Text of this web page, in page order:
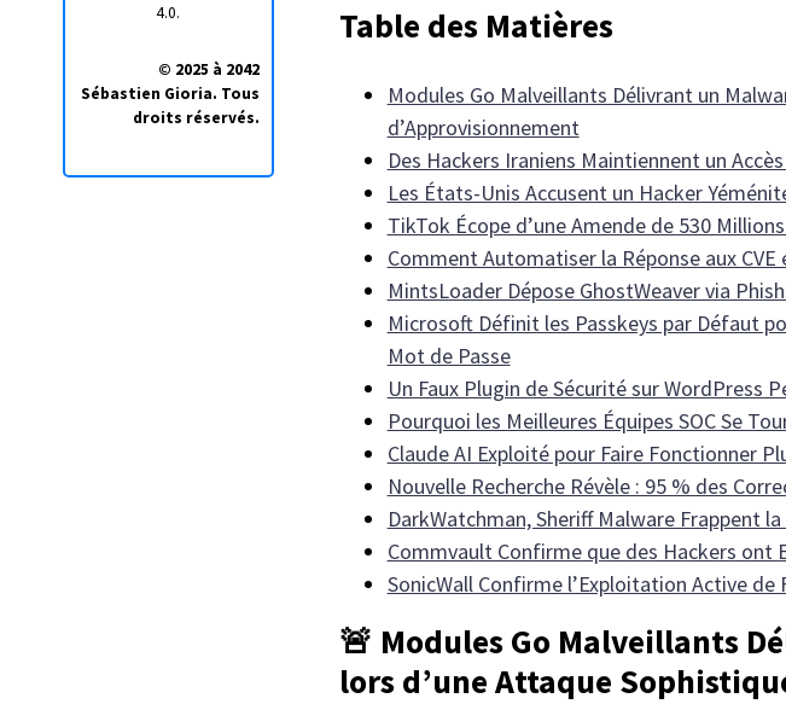
4.0.
© 2025 à 2042
Sébastien Gioria. Tous
droits réservés.
Table des Matières
Modules Go Malveillants Délivrant un
d’Approvisionnement
Des Hackers Iraniens Maintiennent un
Les États-Unis Accusent un Hacker
TikTok Écope d’une Amende de 530
Comment Automatiser la Réponse aux
MintsLoader Dépose GhostWeaver via
Microsoft Définit les Passkeys par Défaut
Mot de Passe
Un Faux Plugin de Sécurité sur WordPress
Pourquoi les Meilleures Équipes SOC Se
Claude AI Exploité pour Faire Fonctionner
Nouvelle Recherche Révèle : 95 % des
DarkWatchman, Sheriff Malware Frappent
Commvault Confirme que des Hackers ont
SonicWall Confirme l’Exploitation Active
🚨 Modules Go Malveillants
lors d’une Attaque